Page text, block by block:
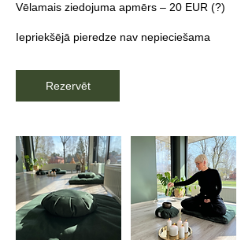
Vēlamais ziedojuma apmērs – 20 EUR (?)
Iepriekšējā pieredze nav nepieciešama
Rezervēt